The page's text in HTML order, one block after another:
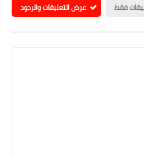
فقط
عرض التعليقات والردود